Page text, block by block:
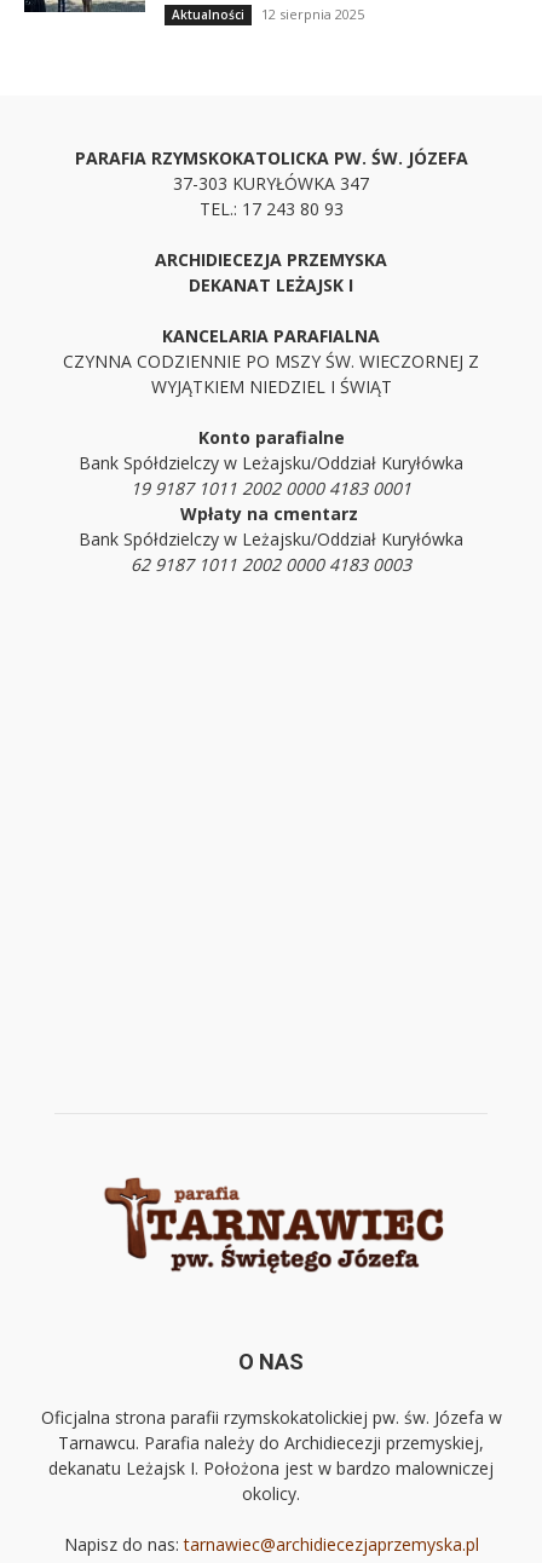
Aktualności 12 sierpnia 2025
PARAFIA RZYMSKOKATOLICKA PW. ŚW. JÓZEFA
37-303 KURYŁÓWKA 347
TEL.: 17 243 80 93
ARCHIDIECEZJA PRZEMYSKA
DEKANAT LEŻAJSK I
KANCELARIA PARAFIALNA
CZYNNA CODZIENNIE PO MSZY ŚW. WIECZORNEJ Z
WYJĄTKIEM NIEDZIEL I ŚWIĄT
Konto parafialne
Bank Spółdzielczy w Leżajsku/Oddział Kuryłówka
19 9187 1011 2002 0000 4183 0001
Wpłaty na cmentarz
Bank Spółdzielczy w Leżajsku/Oddział Kuryłówka
62 9187 1011 2002 0000 4183 0003
O NAS
Oficjalna strona parafii rzymskokatolickiej pw. św. Józefa w
Tarnawcu. Parafia należy do Archidiecezji przemyskiej,
dekanatu Leżajsk I. Położona jest w bardzo malowniczej
okolicy.
Napisz do nas:tarnawiec@archidiecezjaprzemyska.pl